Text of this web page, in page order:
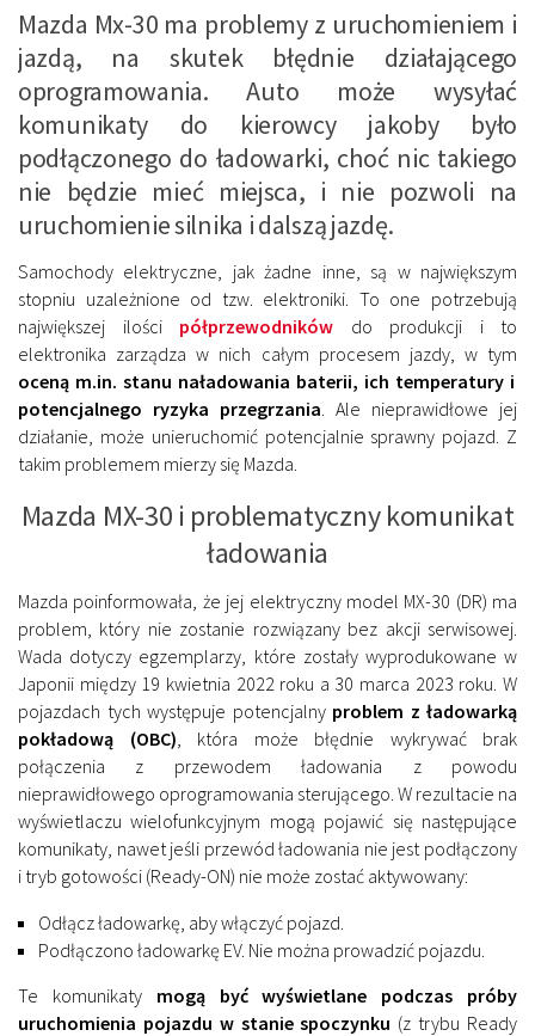
Mazda Mx-30 ma problemy z uruchomieniem i
jazdą, na skutek błędnie działającego
oprogramowania. Auto może wysyłać
komunikaty do kierowcy jakoby było
podłączonego do ładowarki, choć nic takiego
nie będzie mieć miejsca, i nie pozwoli na
uruchomienie silnika i dalszą jazdę.
Samochody elektryczne, jak żadne inne, są w największym
stopniu uzależnione od tzw. elektroniki. To one potrzebują
największej ilości półprzewodników do produkcji i to
elektronika zarządza w nich całym procesem jazdy, w tym
oceną m.in. stanu naładowania baterii, ich temperatury i
potencjalnego ryzyka przegrzania . Ale nieprawidłowe jej
działanie, może unieruchomić potencjalnie sprawny pojazd. Z
takim problemem mierzy się Mazda.
Mazda MX-30 i problematyczny komunikat
ładowania
Mazda poinformowała, że jej elektryczny model MX-30 (DR) ma
problem, który nie zostanie rozwiązany bez akcji serwisowej.
Wada dotyczy egzemplarzy, które zostały wyprodukowane w
Japonii między 19 kwietnia 2022 roku a 30 marca 2023 roku. W
pojazdach tych występuje potencjalny problem z ładowarką
pokładową (OBC) , która może błędnie wykrywać brak
połączenia z przewodem ładowania z powodu
nieprawidłowego oprogramowania sterującego. W rezultacie na
wyświetlaczu wielofunkcyjnym mogą pojawić się następujące
komunikaty, nawet jeśli przewód ładowania nie jest podłączony
i tryb gotowości (Ready-ON) nie może zostać aktywowany:
Odłącz ładowarkę, aby włączyć pojazd.
Podłączono ładowarkę EV. Nie można prowadzić pojazdu.
Te komunikaty mogą być wyświetlane podczas próby
uruchomienia pojazdu w stanie spoczynku (z trybu Ready